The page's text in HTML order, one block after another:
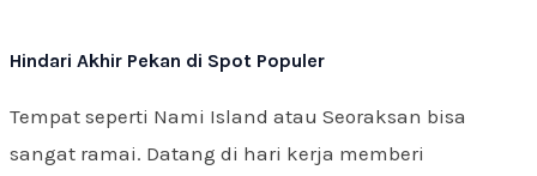
Hindari Akhir Pekan di Spot Populer
Tempat seperti Nami Island atau Seoraksan bisa
sangat ramai. Datang di hari kerja memberi